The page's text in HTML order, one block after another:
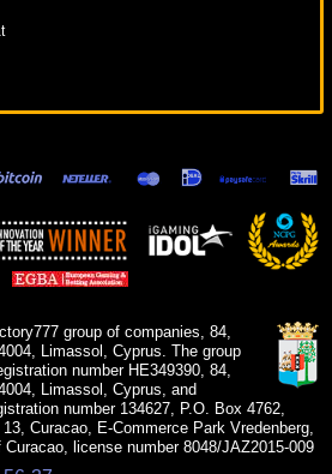
group of companies, 84,
Limassol, Cyprus. The group
number HE349390, 84,
Limassol, Cyprus, and
number 134627, P.O. Box 4762,
Curacao, E-Commerce Park Vredenberg,
license number 8048/JAZ2015-009